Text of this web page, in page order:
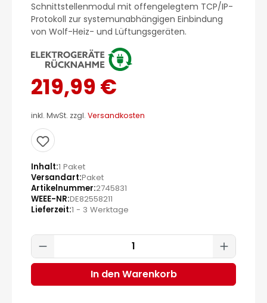
Schnittstellenmodul mit offengelegtem TCP/IP-
Protokoll zur systemunabhängigen Einbindung
von Wolf-Heiz- und Lüftungsgeräten.
219,99 €
inkl. MwSt. zzgl. Versandkosten
Inhalt 1 Paket
Versandart Paket
Artikelnummer 2745831
WEEE-NR DE82558211
Lieferzeit 1 - 3 Werktage
Produkt Anzahl: Gib den
In den Warenkorb